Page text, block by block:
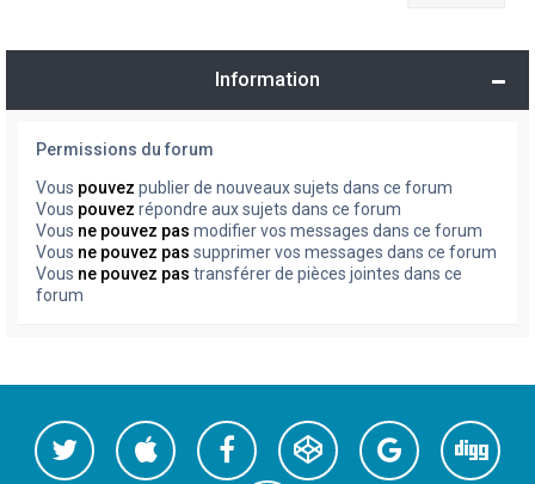
Information
Permissions du forum
Vous pouvez publier de nouveaux sujets dans ce forum
Vous pouvez répondre aux sujets dans ce forum
Vous ne pouvez pas modifier vos messages dans ce forum
Vous ne pouvez pas supprimer vos messages dans ce forum
Vous ne pouvez pas transférer de pièces jointes dans ce
forum